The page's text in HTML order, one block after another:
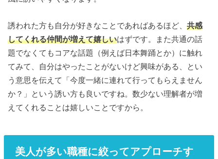
誘われた方も自分が好きなことであればあるほど、共感
してくれる仲間が増えて嬉しいはずです。また共通の話
題でなくてもコアな話題（例えば日本舞踊とか）に触れ
てみて、自分はやったことがないけど興味がある、とい
う意思を伝えて「今度一緒に連れて行ってもらえません
か？」という誘い方も良いですね。数少ない理解者が増
えてくれることは嬉しいことですから。
美人が多い職種に絞ってアプローチす